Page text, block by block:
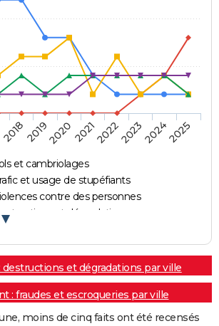
et cambriolages
et usage de stupéfiants
contre des personnes
et dégradations
20182019202020212022202320242025
et dégradations par ville
: fraudes et escroqueries par ville
moins de cinq faits ont été recensés